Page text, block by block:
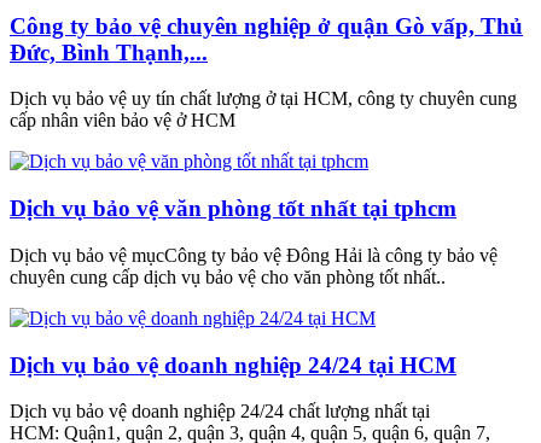
Công ty bảo vệ chuyên nghiệp ở quận Gò vấp, Thủ
Đức, Bình Thạnh,...
Dịch vụ bảo vệ uy tín chất lượng ở tại HCM, công ty chuyên cung
cấp nhân viên bảo vệ ở HCM
Dịch vụ bảo vệ văn phòng tốt nhất tại tphcm
Dịch vụ bảo vệ mụcCông ty bảo vệ Đông Hải là công ty bảo vệ
chuyên cung cấp dịch vụ bảo vệ cho văn phòng tốt nhất..
Dịch vụ bảo vệ doanh nghiệp 24/24 tại HCM
Dịch vụ bảo vệ doanh nghiệp 24/24 chất lượng nhất tại
HCM: Quận1, quận 2, quận 3, quận 4, quận 5, quận 6, quận 7,